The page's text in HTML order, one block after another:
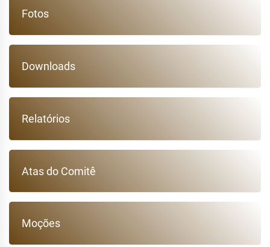
Fotos
Downloads
Relatórios
Atas do Comitê
Moções